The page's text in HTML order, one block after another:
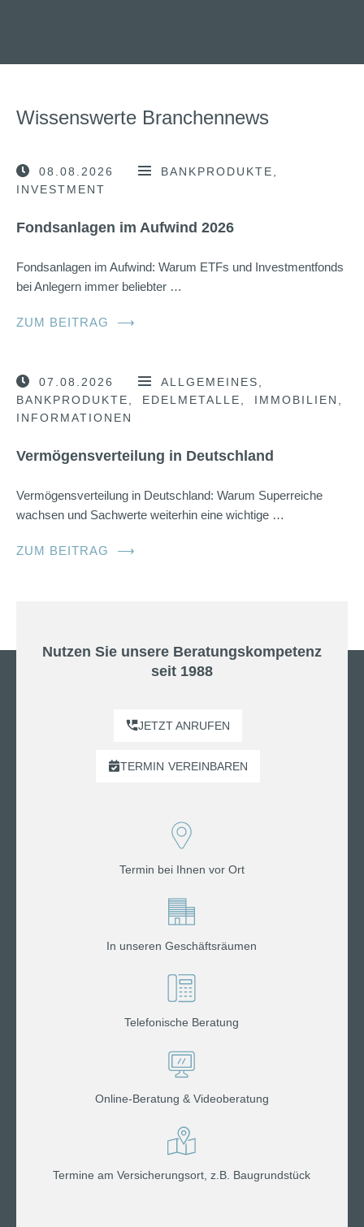
Wissenswerte Branchennews
08.08.2026
BANKPRODUKTE
INVESTMENT
Fondsanlagen im Aufwind 2026
Fondsanlagen im Aufwind: Warum ETFs und Investmentfonds
bei Anlegern immer beliebter …
ZUM BEITRAG ⟶
07.08.2026
ALLGEMEINES
BANKPRODUKTE
EDELMETALLE
IMMOBILIEN
INFORMATIONEN
Vermögensverteilung in Deutschland
Vermögensverteilung in Deutschland: Warum Superreiche
wachsen und Sachwerte weiterhin eine wichtige …
ZUM BEITRAG ⟶
Nutzen Sie unsere Beratungskompetenz
seit 1988
JETZT ANRUFEN
TERMIN VEREINBAREN
Termin bei Ihnen vor Ort
In unseren Geschäftsräumen
Telefonische Beratung
Online-Beratung & Videoberatung
Termine am Versicherungsort, z.B. Baugrundstück